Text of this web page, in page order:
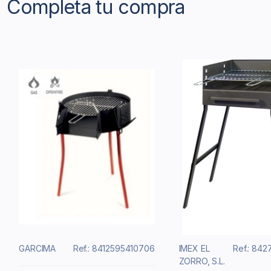
Completa tu compra
GARCIMA Ref.: 8412595410706
IMEX EL
ZORRO, S.L.
Ref.: